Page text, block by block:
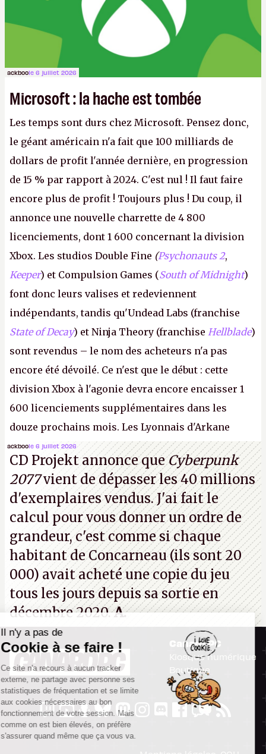
ackboole 6 juillet 2026
Microsoft : la hache est tombée
Les temps sont durs chez Microsoft. Pensez donc,
le géant américain n'a fait que 100 milliards de
dollars de profit l'année dernière, en progression
de 15 % par rapport à 2024. C'est nul ! Il faut faire
encore plus de profit ! Toujours plus ! Du coup, il
annonce une nouvelle charrette de 4 800
licenciements, dont 1 600 concernant la division
Xbox. Les studios Double Fine (Psychonauts 2,
Keeper) et Compulsion Games (South of Midnight)
font donc leurs valises et redeviennent
indépendants, tandis qu'Undead Labs (franchise
State of Decay) et Ninja Theory (franchise Hellblade)
sont revendus – le nom des acheteurs n'a pas
encore été dévoilé. Ce n'est que le début : cette
division Xbox à l'agonie devra encore encaisser 1
600 licenciements supplémentaires dans les
douze prochains mois. Les Lyonnais d'Arkane
(Dishonored, Deathloop) pourraient faire partie des
prochaines victimes, puisque Microsoft a confirmé
vouloir se séparer du studio.A.
ackboole 6 juillet 2026
CD Projekt annonce queCyberpunk
2077vient de dépasser les 40 millions
d'exemplaires vendus. J'ai fait le
calcul pour vous donner un ordre de
grandeur, c'est comme si chaque
habitant de Concarneau (ils sont 20
000) avait acheté une copie du jeu
tous les jours depuis sa sortie en
décembre 2020.A.
Canard PC
Kiosque numérique
Boutique
Il n'y a pas de
Cookie à se faire !
Ce site n'a recours à aucun tracker
externe, ne partage avec personne ses
statistiques de fréquentation et se limite
aux cookies nécessaires au bon
fonctionnement de votre session. Mais
comme on est bien élevés, on préfère
s'assurer quand même que ça vous va.